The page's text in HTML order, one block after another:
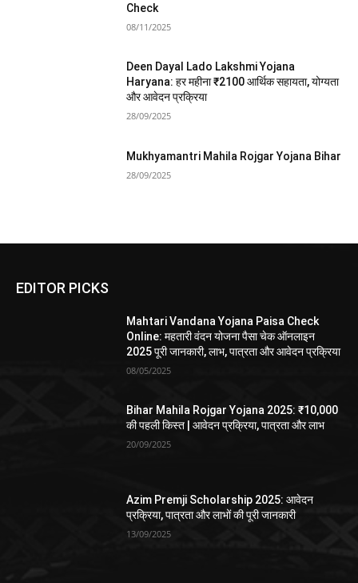
Check
08/11/2025
Deen Dayal Lado Lakshmi Yojana
Haryana: हर महीना ₹2100 आर्थिक सहायता, योग्यता
और आवेदन प्रक्रिया
28/09/2025
Mukhyamantri Mahila Rojgar Yojana Bihar
28/09/2025
EDITOR PICKS
Mahtari Vandana Yojana Paisa Check
Online: महतारी वंदन योजना पैसा चेक ऑनलाइन
2025 पूरी जानकारी, लाभ, पात्रता और आवेदन प्रक्रिया
08/05/2025
Bihar Mahila Rojgar Yojana 2025: ₹10,000
की पहली किस्त | आवेदन प्रक्रिया, पात्रता और लाभ
20/09/2025
Azim Premji Scholarship 2025: आवेदन
प्रक्रिया, पात्रता और लाभों की पूरी जानकारी
13/09/2025